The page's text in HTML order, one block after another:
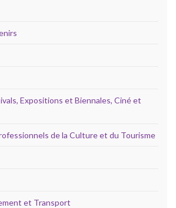
Expositions et Biennales, Ciné et
de la Culture et du Tourisme
et Transport